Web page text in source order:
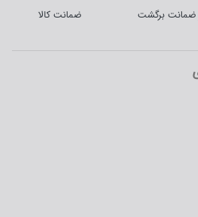
ضمانت کالا